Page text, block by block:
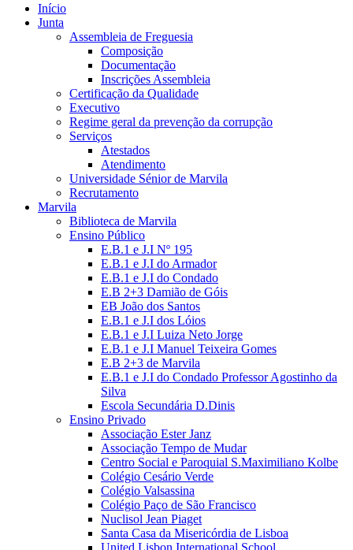
Início
Junta
Assembleia de Freguesia
Composição
Documentação
Inscrições Assembleia
Certificação da Qualidade
Executivo
Regime geral da prevenção da corrupção
Serviços
Atestados
Atendimento
Universidade Sénior de Marvila
Recrutamento
Marvila
Biblioteca de Marvila
Ensino Público
E.B.1 e J.I Nº 195
E.B.1 e J.I do Armador
E.B.1 e J.I do Condado
E.B 2+3 Damião de Góis
EB João dos Santos
E.B.1 e J.I dos Lóios
E.B.1 e J.I Luiza Neto Jorge
E.B.1 e J.I Manuel Teixeira Gomes
E.B 2+3 de Marvila
E.B.1 e J.I do Condado Professor Agostinho da
Silva
Escola Secundária D.Dinis
Ensino Privado
Associação Ester Janz
Associação Tempo de Mudar
Centro Social e Paroquial S.Maximiliano Kolbe
Colégio Cesário Verde
Colégio Valsassina
Colégio Paço de São Francisco
Nuclisol Jean Piaget
Santa Casa da Misericórdia de Lisboa
United Lisbon International School